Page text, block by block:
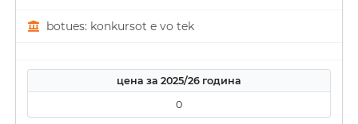
botues: konkursot e vo tek
цена за 2025/26 година
0